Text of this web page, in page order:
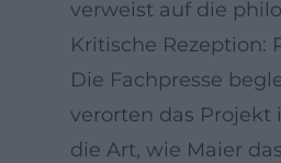
verweist auf die
Kritische Rezeption:
Die Fachpresse
verorten das Projekt
die Art, wie Maier